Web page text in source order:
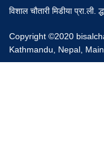
विशाल चौतारी मिडीया
Copyright ©2020
Kathmandu, Nepal,